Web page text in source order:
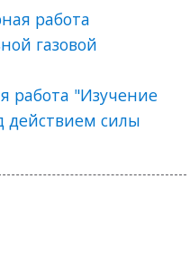
работа
газовой
работа "Изучение
действием силы